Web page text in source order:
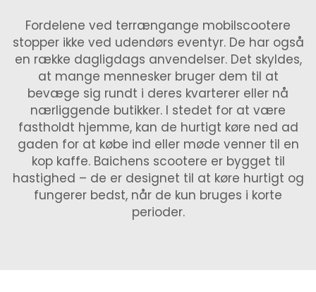
Fordelene ved terrængange mobilscootere
stopper ikke ved udendørs eventyr. De har også
en række dagligdags anvendelser. Det skyldes,
at mange mennesker bruger dem til at
bevæge sig rundt i deres kvarterer eller nå
nærliggende butikker. I stedet for at være
fastholdt hjemme, kan de hurtigt køre ned ad
gaden for at købe ind eller møde venner til en
kop kaffe. Baichens scootere er bygget til
hastighed – de er designet til at køre hurtigt og
fungerer bedst, når de kun bruges i korte
perioder.